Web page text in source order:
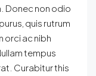
Donec non odio
quis rutrum
orci ac nibh
tempus
Curabitur this